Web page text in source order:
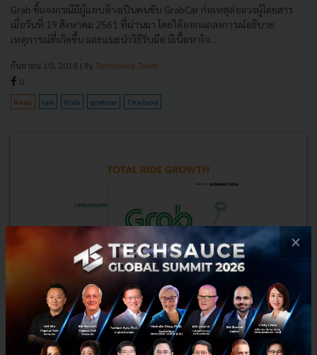
Grab ชี้แจงกรณีมีผู้แอบอ้างเป็นคนขับ GrabCar ก่อเหตุล่อลวงผู้โดยสาร
เมื่อวันที่ 19 สิงหาคม 2561 ที่ผ่านมา โดยได้ออกแถลงการณ์อธิบาย
เหตุการณ์ที่เกิดขึ้น และแนะนำวิธีรับมือ มีเนื้อหาใจ...
กันยายน 10, 2018 | By Techsauce Team
0
News taxi Grab grabcar Thailand
ชาวเอเชียตะวันออกเฉียงใต้เรียกใช้บริการ Grab เกิน 1 พันล้าน
ครั้งแล้ว
×